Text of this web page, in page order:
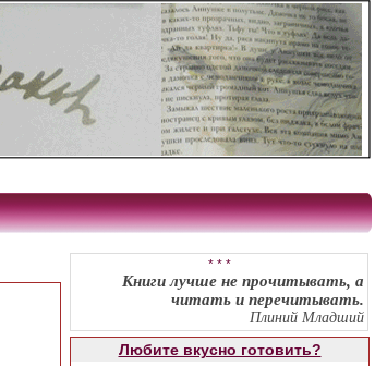
* * *
Книги лучше не прочитывать, а
читать и перечитывать.
Плиний Младший
Любите вкусно готовить?